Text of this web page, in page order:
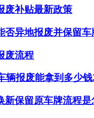
废补贴最新政策
异地报废并保留
废流程
辆报废能拿到多少钱
保留原车牌流程是